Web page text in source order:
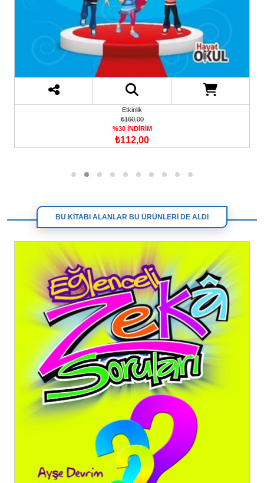
Etkinlik
₺160,00
%30 İNDİRİM
₺112,00
BU KİTABI ALANLAR BU ÜRÜNLERİ DE ALDI